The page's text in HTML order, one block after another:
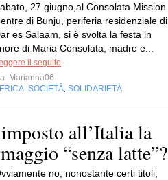
27 giugno,al Consolata Mission
di Bunju, periferia residenziale di
es Salaam, si è svolta la festa in
di Maria Consolata, madre e...
il seguito
Marianna06
SOCIETÀ SOLIDARIETÀ
all’Italia la
“senza latte”?
no, nonostante certi titoli,